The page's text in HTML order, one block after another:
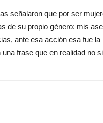
señalaron que por ser
de su propio género: mis
ante esa acción esa fue
frase que en realidad no